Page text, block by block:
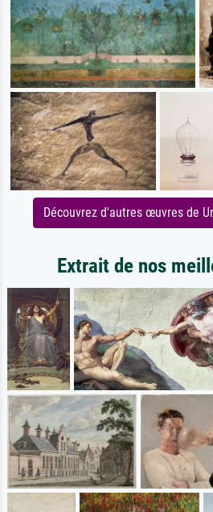
Découvrez d'autres œuvres de
Extrait de nos